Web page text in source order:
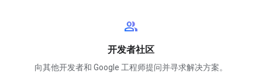
group
开发者社区
向其他开发者和 Google 工程师提问并寻求解决方案。